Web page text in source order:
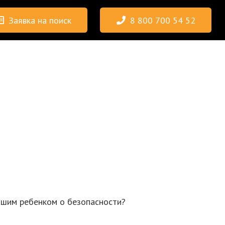
Заявка на поиск 8 800 700 54 52
ребенком о безопасности?